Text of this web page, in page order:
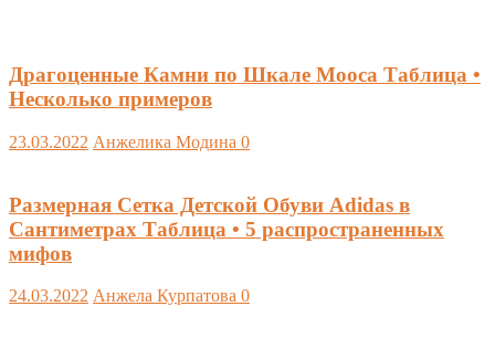
Драгоценные Камни по Шкале Мооса Таблица •
Несколько примеров
23.03.2022 Анжелика Модина 0
Размерная Сетка Детской Обуви Adidas в
Сантиметрах Таблица • 5 распространенных
мифов
24.03.2022 Анжела Курпатова 0